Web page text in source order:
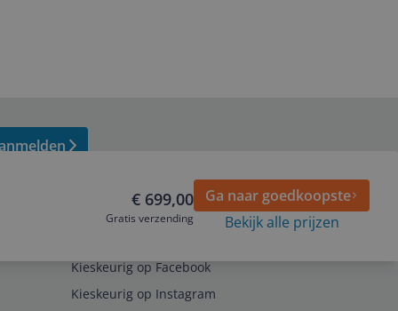
€ 699,00
Gratis verzending
Ga naar goedkoopste
Bekijk alle prijzen
Kieskeurig op Facebook
Kieskeurig op Instagram